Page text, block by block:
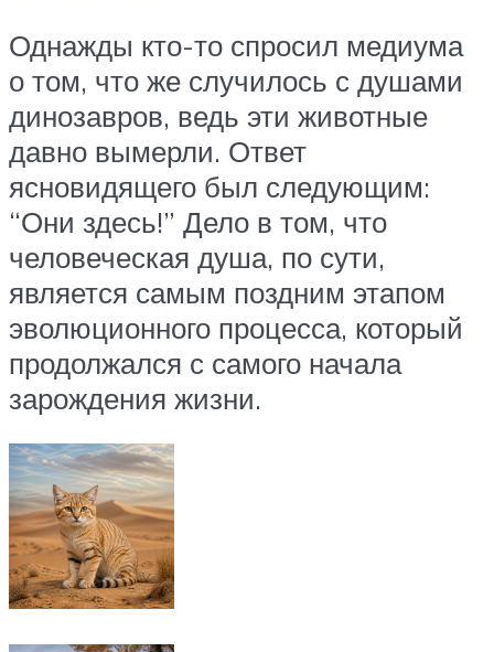
Однажды кто-то спросил медиума
о том, что же случилось с душами
динозавров, ведь эти животные
давно вымерли. Ответ
ясновидящего был следующим:
“Они здесь!” Дело в том, что
человеческая душа, по сути,
является самым поздним этапом
эволюционного процесса, который
продолжался с самого начала
зарождения жизни.